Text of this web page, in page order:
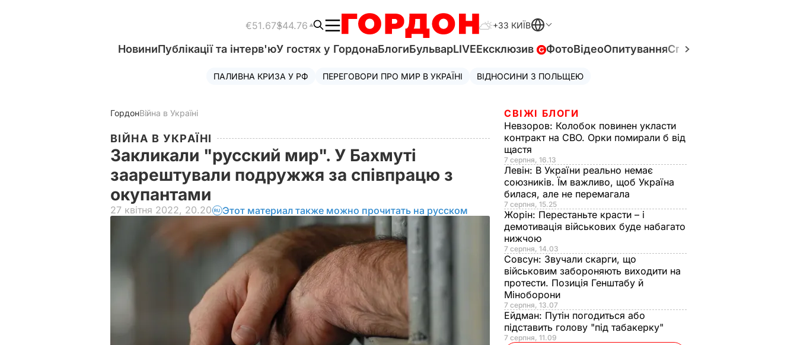
€51.67$44.76 +33 КИЇВ
НовиниПублікації та інтерв'юУ гостях у ГордонаБлогиБульварLIVEЕксклюзив ФотоВідеоОпитуванняСпецпроєкти
ПАЛИВНА КРИЗА У РФ ПЕРЕГОВОРИ ПРО МИР В УКРАЇНІ ВІДНОСИНИ З ПОЛЬЩЕЮ
ГордонВійна в Україні
ВІЙНА В УКРАЇНІ
Закликали "русский мир". У Бахмуті
заарештували подружжя за співпрацю з
окупантами
27 квітня 2022, 20.20 Этот материал также можно прочитать на русском
СВІЖІ БЛОГИ
Невзоров: Колобок повинен укласти
контракт на СВО. Орки помирали б від
щастя
7 серпня, 16.13
Левін: В України реально немає
союзників. Їм важливо, щоб Україна
билася, але не перемагала
7 серпня, 15.25
Жорін: Перестаньте красти – і
демотивація військових буде набагато
нижчою
7 серпня, 14.03
Совсун: Звучали скарги, що
військовим забороняють виходити на
протести. Позиція Генштабу й
Міноборони
7 серпня, 13.07
Ейдман: Путін погодиться або
підставить голову "під табакерку"
7 серпня, 11.09